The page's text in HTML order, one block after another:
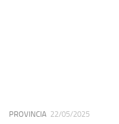
PROVINCIA 22/05/2025